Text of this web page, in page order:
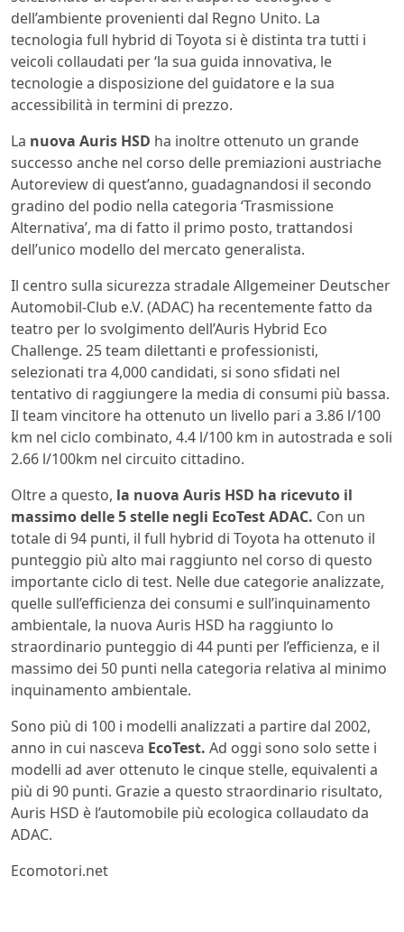
dell’ambiente provenienti dal Regno Unito. La
tecnologia full hybrid di Toyota si è distinta tra tutti i
veicoli collaudati per ‘la sua guida innovativa, le
tecnologie a disposizione del guidatore e la sua
accessibilità in termini di prezzo.
La nuova Auris HSD ha inoltre ottenuto un grande
successo anche nel corso delle premiazioni austriache
Autoreview di quest’anno, guadagnandosi il secondo
gradino del podio nella categoria ‘Trasmissione
Alternativa’, ma di fatto il primo posto, trattandosi
dell’unico modello del mercato generalista.
Il centro sulla sicurezza stradale Allgemeiner Deutscher
Automobil-Club e.V. (ADAC) ha recentemente fatto da
teatro per lo svolgimento dell’Auris Hybrid Eco
Challenge. 25 team dilettanti e professionisti,
selezionati tra 4,000 candidati, si sono sfidati nel
tentativo di raggiungere la media di consumi più bassa.
Il team vincitore ha ottenuto un livello pari a 3.86 l/100
km nel ciclo combinato, 4.4 l/100 km in autostrada e soli
2.66 l/100km nel circuito cittadino.
Oltre a questo, la nuova Auris HSD ha ricevuto il
massimo delle 5 stelle negli EcoTest ADAC. Con un
totale di 94 punti, il full hybrid di Toyota ha ottenuto il
punteggio più alto mai raggiunto nel corso di questo
importante ciclo di test. Nelle due categorie analizzate,
quelle sull’efficienza dei consumi e sull’inquinamento
ambientale, la nuova Auris HSD ha raggiunto lo
straordinario punteggio di 44 punti per l’efficienza, e il
massimo dei 50 punti nella categoria relativa al minimo
inquinamento ambientale.
Sono più di 100 i modelli analizzati a partire dal 2002,
anno in cui nasceva EcoTest. Ad oggi sono solo sette i
modelli ad aver ottenuto le cinque stelle, equivalenti a
più di 90 punti. Grazie a questo straordinario risultato,
Auris HSD è l’automobile più ecologica collaudato da
ADAC.
Ecomotori.net